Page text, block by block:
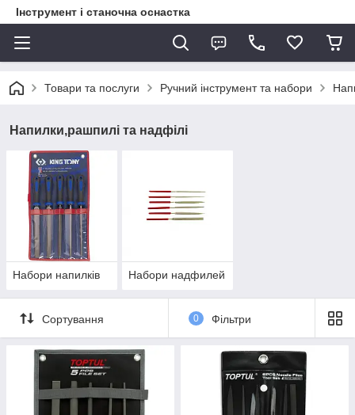
Інструмент і станочна оснастка
Товари та послуги Ручний інструмент та набори
Напилки,рашпилі та надфілі
Набори напилків Набори надфилей
Сортування 0 Фільтри